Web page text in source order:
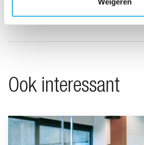
Ook interessant
Ga naar “Niet op tijd overstappen